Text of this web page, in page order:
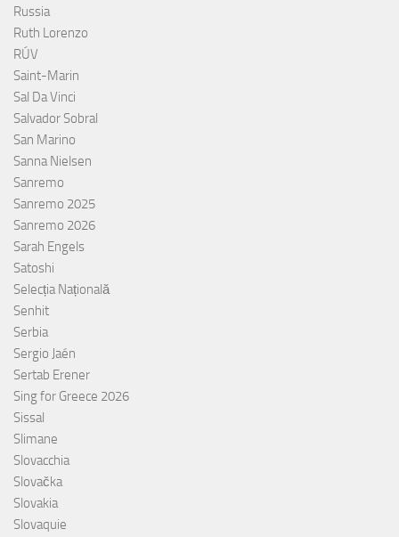
Russia
Ruth Lorenzo
RÚV
Saint-Marin
Sal Da Vinci
Salvador Sobral
San Marino
Sanna Nielsen
Sanremo
Sanremo 2025
Sanremo 2026
Sarah Engels
Satoshi
Selecția Națională
Senhit
Serbia
Sergio Jaén
Sertab Erener
Sing for Greece 2026
Sissal
Slimane
Slovacchia
Slovačka
Slovakia
Slovaquie